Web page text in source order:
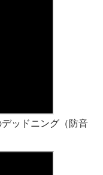
ッドニング（防音